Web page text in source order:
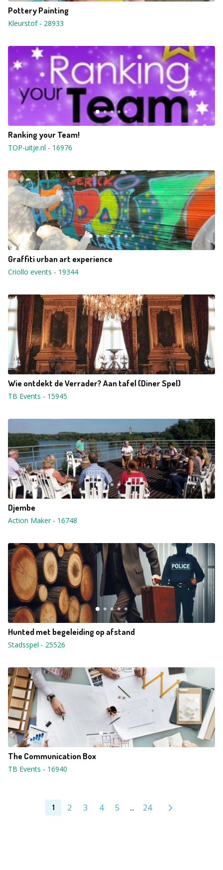
Pottery Painting
Kleurstof- 28933
Ranking your Team!
TOP-uitje.nl - 16976
Graffiti urban art experience
Criollo events - 19344
Wie ontdekt de Verrader? Aan tafel (Diner Spel)
TB Events - 15945
Djembe
Action Maker- 16748
Hunted met begeleiding op afstand
Stadsspel - 25526
The Communication Box
TB Events - 16940
1 2 3 4 5 ... 24